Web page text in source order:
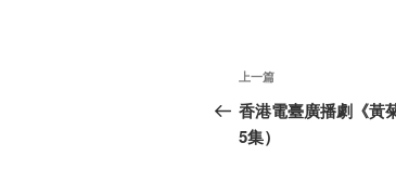
文
章
导
上
一
篇
上一篇
香港電臺廣播劇《黃
5集）